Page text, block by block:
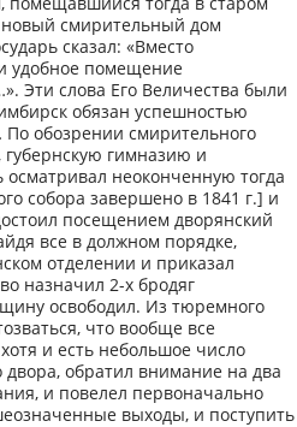
новый смирительный дом
сказал: «Вместо
удобное помещение
Эти слова Его Величества были
обязан успешностью
По обозрении смирительного
губернскую гимназию и
неоконченную тогда
собора завершено в 1841 г.] и
посещением дворянский
все в должном порядке,
отделении и приказал
назначил 2-х бродяг
освободил. Из тюремного
что вообще все
и есть небольшое число
обратил внимание на два
и повелел первоначально
выходы, и поступить